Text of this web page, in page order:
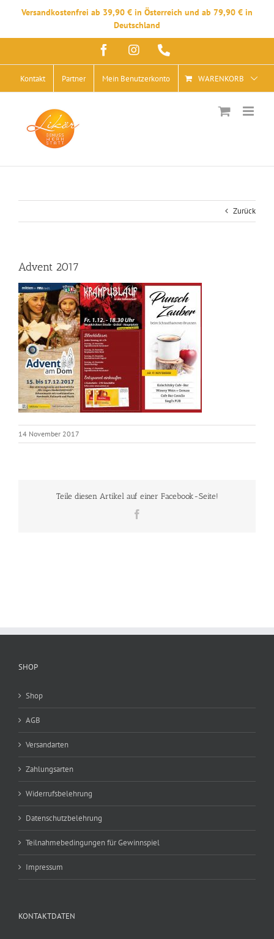
Versandkostenfrei ab 39,90 € in Österreich und ab 79,90 € in
Deutschland
springen
FacebookInstagram
Kontakt Partner Mein Benutzerkonto WARENKORB
Zurück
Advent 2017
14 November 2017
Teile diesen Artikel auf einer Facebook-Seite!
SHOP
Shop
AGB
Versandarten
Zahlungsarten
Widerrufsbelehrung
Datenschutzbelehrung
Teilnahmebedingungen für Gewinnspiel
Impressum
KONTAKTDATEN